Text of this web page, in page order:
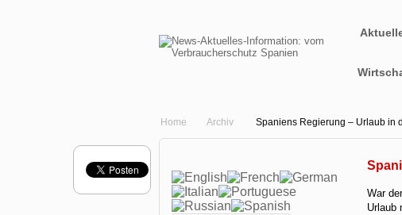
Home Archiv Spaniens Regierung – Urlaub in
War
Urlaub